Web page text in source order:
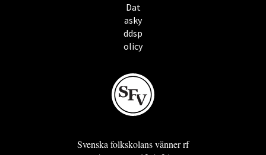
Dat
asky
ddsp
olicy
Svenska folkskolans vänner rf